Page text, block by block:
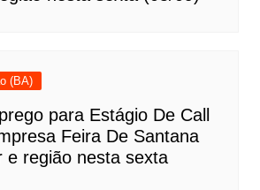
(BA)
para Estágio De Call
Feira De Santana
e região nesta sexta